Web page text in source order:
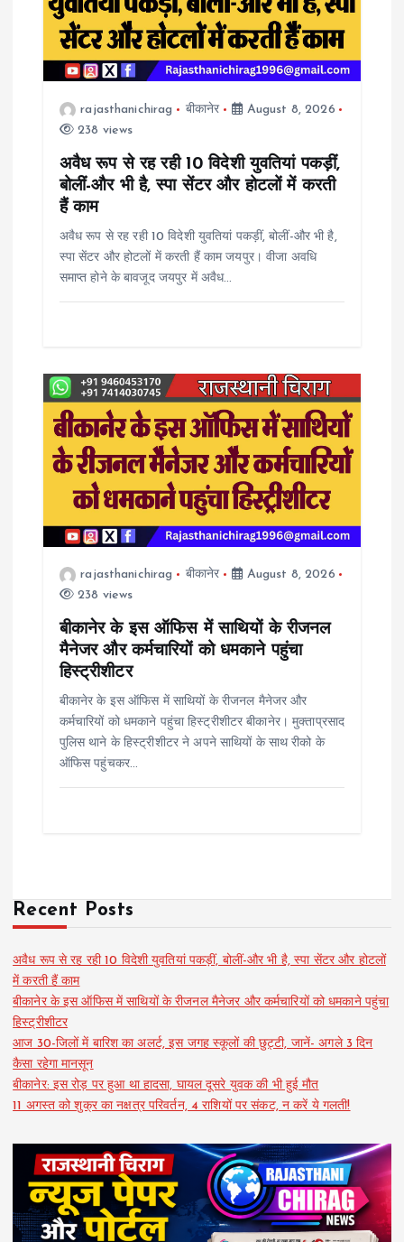
a
t
rajasthanichirag बीकानेर
August 8, 2026
238 views
अवैध रूप से रह रही 10 विदेशी युवतियां पकड़ीं,
बोलीं-और भी है, स्पा सेंटर और होटलों में करती
हैं काम
अवैध रूप से रह रही 10 विदेशी युवतियां पकड़ीं, बोलीं-और भी है,
स्पा सेंटर और होटलों में करती हैं काम जयपुर। वीजा अवधि
समाप्त होने के बावजूद जयपुर में अवैध…
rajasthanichirag बीकानेर
August 8, 2026
238 views
बीकानेर के इस ऑफिस में साथियों के रीजनल
मैनेजर और कर्मचारियों को धमकाने पहुंचा
हिस्ट्रीशीटर
बीकानेर के इस ऑफिस में साथियों के रीजनल मैनेजर और
कर्मचारियों को धमकाने पहुंचा हिस्ट्रीशीटर बीकानेर। मुक्ताप्रसाद
पुलिस थाने के हिस्ट्रीशीटर ने अपने साथियों के साथ रीको के
ऑफिस पहुंचकर…
Recent Posts
अवैध रूप से रह रही 10 विदेशी युवतियां पकड़ीं, बोलीं-और भी है, स्पा सेंटर और होटलों
में करती हैं काम
बीकानेर के इस ऑफिस में साथियों के रीजनल मैनेजर और कर्मचारियों को धमकाने पहुंचा
हिस्ट्रीशीटर
आज 30-जिलों में बारिश का अलर्ट, इस जगह स्कूलों की छुट्टी, जानें- अगले 3 दिन
कैसा रहेगा मानसून
बीकानेर: इस रोड़ पर हुआ था हादसा, घायल दूसरे युवक की भी हुई मौत
11 अगस्त को शुक्र का नक्षत्र परिवर्तन, 4 राशियों पर संकट, न करें ये गलती!